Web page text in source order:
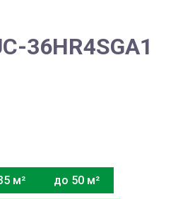
36HR4SGA1
м² до 50 м²